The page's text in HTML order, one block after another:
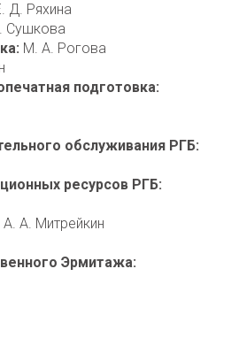
Д. Ряхина
Сушкова
М. А. Рогова
подготовка:
обслуживания РГБ:
ресурсов РГБ:
А. А. Митрейкин
Эрмитажа: